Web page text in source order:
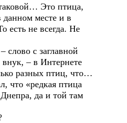
Это птица,
данном месте и в
есть не всегда. Не
с заглавной
– в Интернете
разных птиц, что…
что «редкая птица
да и той там